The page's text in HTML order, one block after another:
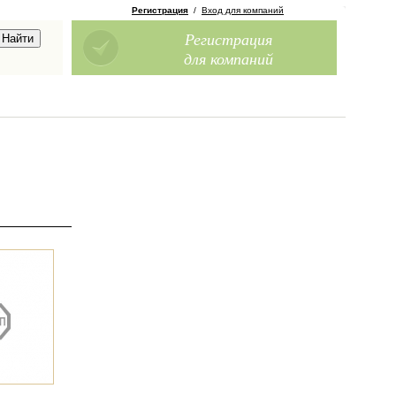
Регистрация / Вход для компаний
Регистрация
для компаний